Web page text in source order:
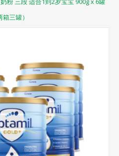
箱三罐）